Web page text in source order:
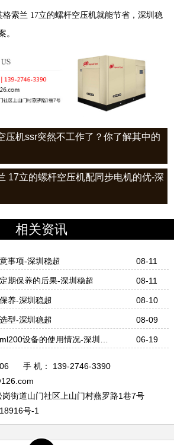
格索兰 17立的螺杆空压机就能节省，深圳稳
。
压机ssr突然不工作了？你了解其中的
17立的螺杆空压机配同步电机的优-深
相关资讯
事项-深圳稳超 08-11
期保养的后果-深圳稳超 08-11
养-深圳稳超 08-10
型-深圳稳超 08-09
设备的使用情况-深圳稳
06-19
手 机： 139-2746-3390
街道山门社区上山门村燕罗路1巷7号
号-1